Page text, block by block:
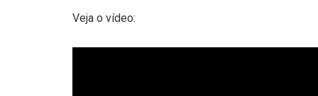
Veja o vídeo: